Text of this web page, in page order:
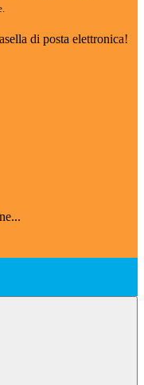
di posta elettronica!